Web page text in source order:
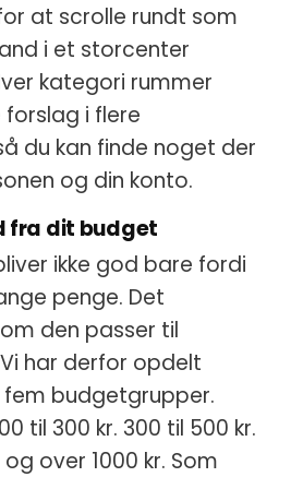
at scrolle rundt som
i et storcenter
kategori rummer
forslag i flere
du kan finde noget der
og din konto.
fra dit budget
ikke god bare fordi
penge. Det
den passer til
har derfor opdelt
budgetgrupper.
til 300 kr. 300 til 500 kr.
over 1000 kr. Som